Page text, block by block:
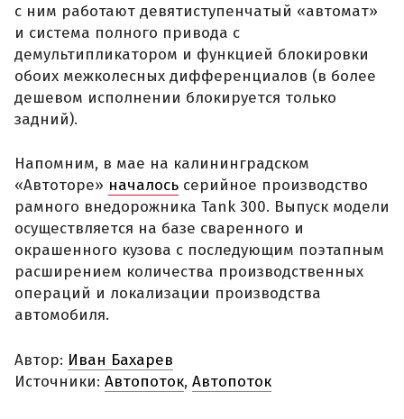
с ним работают девятиступенчатый «автомат»
и система полного привода с
демультипликатором и функцией блокировки
обоих межколесных дифференциалов (в более
дешевом исполнении блокируется только
задний).
Напомним, в мае на калининградском
«Автоторе» началось серийное производство
рамного внедорожника Tank 300. Выпуск модели
осуществляется на базе сваренного и
окрашенного кузова с последующим поэтапным
расширением количества производственных
операций и локализации производства
автомобиля.
Автор: Иван Бахарев
Источники: Автопоток, Автопоток